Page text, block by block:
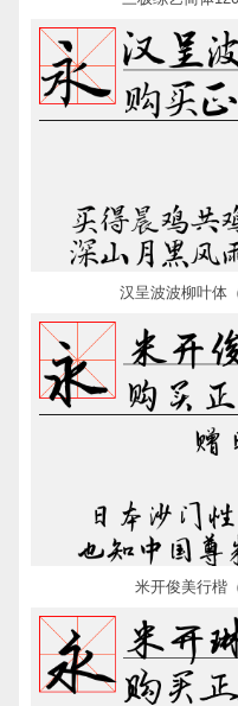
汉呈波波柳叶体
米开俊美行楷